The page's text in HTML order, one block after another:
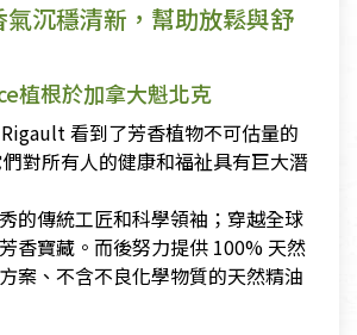
氣沉穩清新，幫助放鬆與舒
植根於加拿大魁北克
看到了芳香植物不可估量的
對所有人的健康和福祉具有巨大潛
的傳統工匠和科學領袖；穿越全球
香寶藏。而後努力提供 100% 天然
案、不含不良化學物質的天然精油